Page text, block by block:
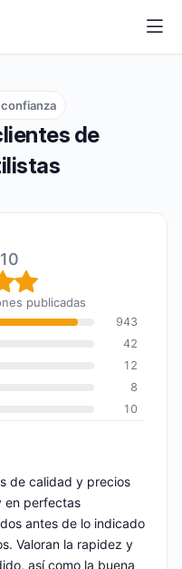
de
global: 9,7
publicadas
943
42
12
8
10
de calidad y precios
en perfectas
antes de lo indicado
Valoran la rapidez y
así como la buena